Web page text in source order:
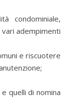
condominiale,
adempimenti
e riscuotere
quelli di nomina